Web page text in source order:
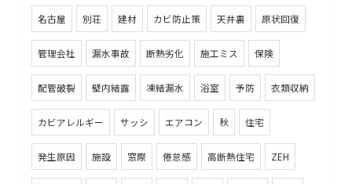
名古屋 別荘 建材 カビ防止策 天井裏 原状回復
管理会社 漏水事故 断熱劣化 施工ミス 保険
配管破裂 壁内結露 凍結漏水 浴室 予防 衣類収納
カビアレルギー サッシ エアコン 秋 住宅
発生原因 施設 窓際 倦怠感 高断熱住宅 ZEH